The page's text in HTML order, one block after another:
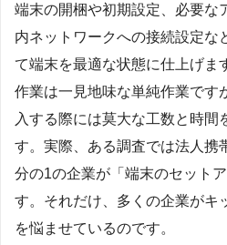
端末の開梱や初期設定、必要な
内ネットワークへの接続設定な
て端末を最適な状態に仕上げま
作業は一見地味な単純作業です
入する際には莫大な工数と時間
す。実際、ある調査では法人携
分の1の企業が「端末のセット
す。それだけ、多くの企業がキ
を悩ませているのです。